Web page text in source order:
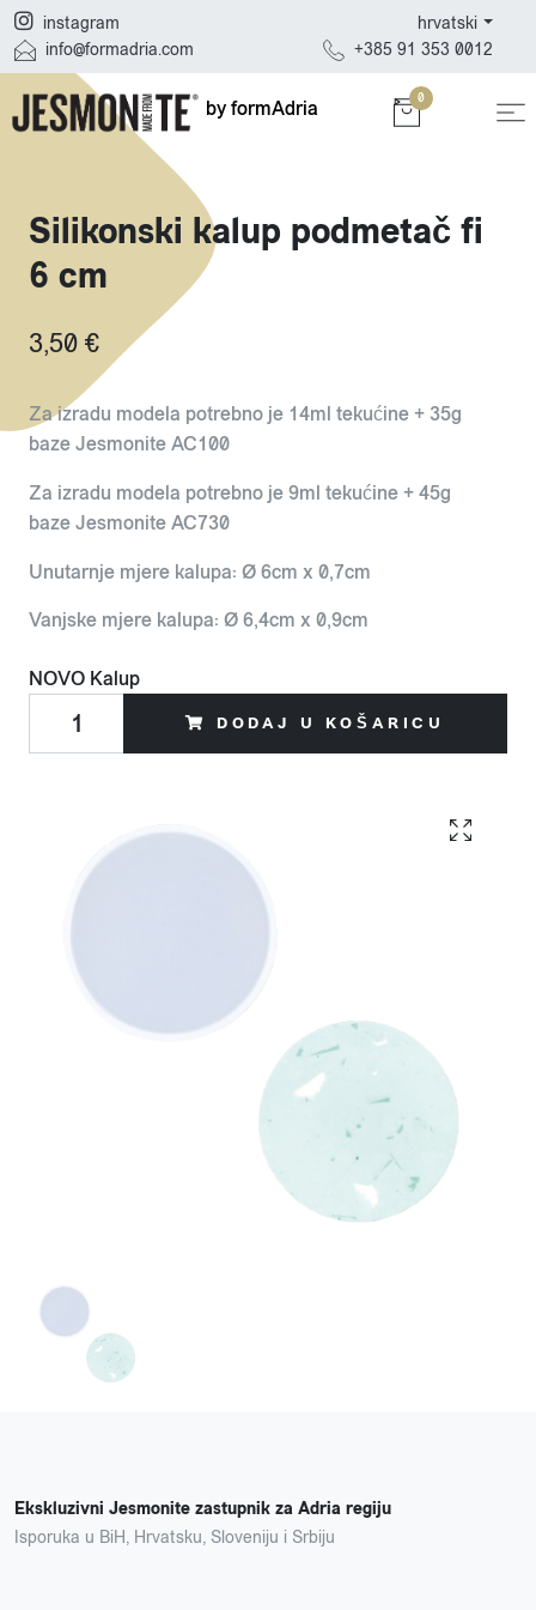
instagram
info@formadria.com
hrvatski
+385 91 353 0012
by formAdria 0
Silikonski kalup podmetač fi
6 cm
3,50 €
Za izradu modela potrebno je 14ml tekućine + 35g
baze Jesmonite AC100
Za izradu modela potrebno je 9ml tekućine + 45g
baze Jesmonite AC730
Unutarnje mjere kalupa: Ø 6cm x 0,7cm
Vanjske mjere kalupa: Ø 6,4cm x 0,9cm
NOVO Kalup
DODAJ U KOŠARICU
Ekskluzivni Jesmonite zastupnik za Adria regiju
Isporuka u BiH, Hrvatsku, Sloveniju i Srbiju